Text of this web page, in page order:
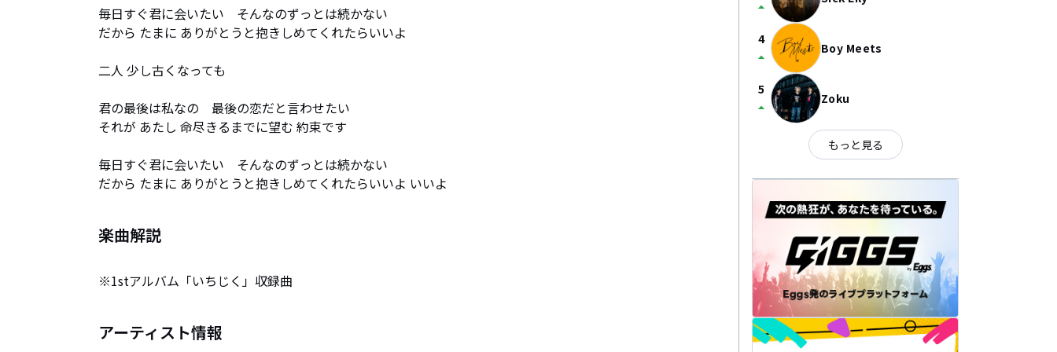
毎日すぐ君に会いたい　そんなのずっとは続かない
だから たまに ありがとうと抱きしめてくれたらいいよ
二人 少し古くなっても
君の最後は私なの　最後の恋だと言わせたい
それが あたし 命尽きるまでに望む 約束です
毎日すぐ君に会いたい　そんなのずっとは続かない
だから たまに ありがとうと抱きしめてくれたらいいよ いいよ
楽曲解説
※1stアルバム「いちじく」収録曲
アーティスト情報
arrow_drop_up
4
arrow_drop_up Boy Meets
5
arrow_drop_up Zoku
もっと見る